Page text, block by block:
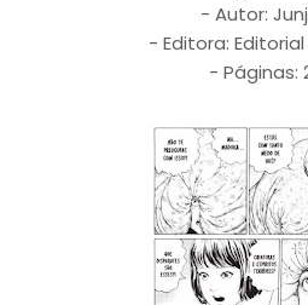
- Autor:
- Editora:
- Páginas: